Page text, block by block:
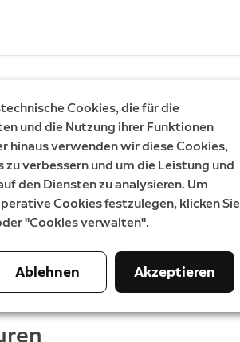
Cookies, die für die
und die Nutzung ihrer Funktionen
hinaus verwenden wir diese Cookies,
zu verbessern und um die Leistung und
den Diensten zu analysieren. Um
Cookies festzulegen, klicken Sie
"Cookies verwalten".
Ablehnen Akzeptieren